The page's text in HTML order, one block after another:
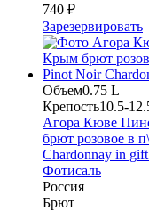
740 ₽
Зарезервировать
Объем0.75 L
Крепость10.5-
Агора Кюве
брют розовое в
Chardonnay in
Фотисаль
Россия
Брют